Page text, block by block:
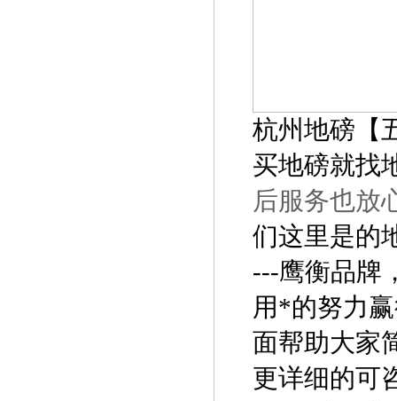
杭州地磅【
买地磅就找
后服务也放
们这里是的
---鹰衡品牌
用*的努力
面帮助大家
更详细的可